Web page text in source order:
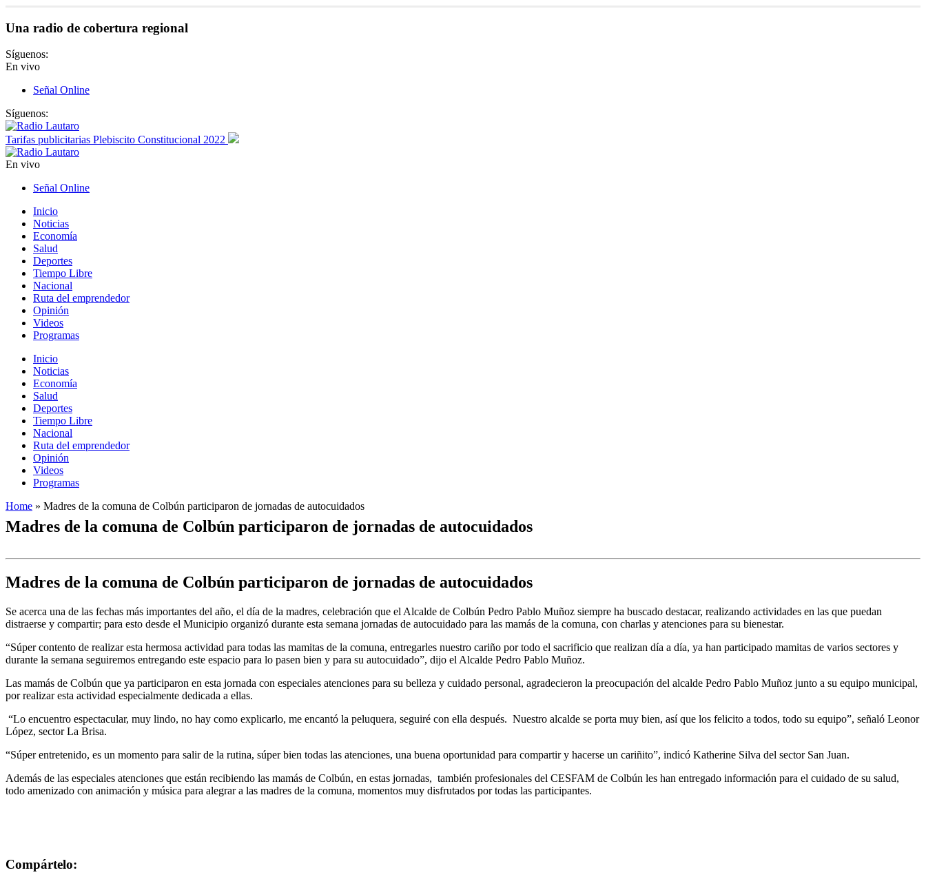
Una radio de cobertura regional
Síguenos:
En vivo
Señal Online
Síguenos:
Tarifas publicitarias Plebiscito Constitucional 2022
En vivo
Señal Online
Inicio
Noticias
Economía
Salud
Deportes
Tiempo Libre
Nacional
Ruta del emprendedor
Opinión
Videos
Programas
Inicio
Noticias
Economía
Salud
Deportes
Tiempo Libre
Nacional
Ruta del emprendedor
Opinión
Videos
Programas
Home » Madres de la comuna de Colbún participaron de jornadas de autocuidados
Madres de la comuna de Colbún participaron de jornadas de autocuidados
Madres de la comuna de Colbún participaron de jornadas de autocuidados
Se acerca una de las fechas más importantes del año, el día de la madres, celebración que el Alcalde de Colbún Pedro Pablo Muñoz siempre ha buscado destacar, realizando actividades en las que puedan
distraerse y compartir; para esto desde el Municipio organizó durante esta semana jornadas de autocuidado para las mamás de la comuna, con charlas y atenciones para su bienestar.
“Súper contento de realizar esta hermosa actividad para todas las mamitas de la comuna, entregarles nuestro cariño por todo el sacrificio que realizan día a día, ya han participado mamitas de varios sectores y
durante la semana seguiremos entregando este espacio para lo pasen bien y para su autocuidado”, dijo el Alcalde Pedro Pablo Muñoz.
Las mamás de Colbún que ya participaron en esta jornada con especiales atenciones para su belleza y cuidado personal, agradecieron la preocupación del alcalde Pedro Pablo Muñoz junto a su equipo municipal,
por realizar esta actividad especialmente dedicada a ellas.
“Lo encuentro espectacular, muy lindo, no hay como explicarlo, me encantó la peluquera, seguiré con ella después. Nuestro alcalde se porta muy bien, así que los felicito a todos, todo su equipo”, señaló Leonor
López, sector La Brisa.
“Súper entretenido, es un momento para salir de la rutina, súper bien todas las atenciones, una buena oportunidad para compartir y hacerse un cariñito”, indicó Katherine Silva del sector San Juan.
Además de las especiales atenciones que están recibiendo las mamás de Colbún, en estas jornadas, también profesionales del CESFAM de Colbún les han entregado información para el cuidado de su salud,
todo amenizado con animación y música para alegrar a las madres de la comuna, momentos muy disfrutados por todas las participantes.
Compártelo: